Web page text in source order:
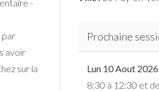
-
par
avoir
sur la
Prochaine
Lun 10 Aout 2026
8:30 à 12:30 et